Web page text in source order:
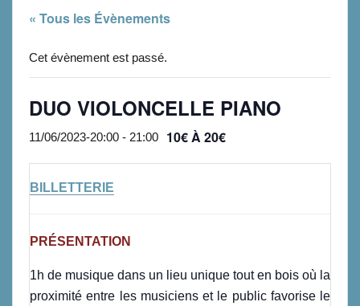
« Tous les Évènements
Cet évènement est passé.
DUO VIOLONCELLE PIANO
11/06/2023-20:00 - 21:00 10€ À 20€
BILLETTERIE
PRÉSENTATION
1h de musique dans un lieu unique tout en bois où la
proximité entre les musiciens et le public favorise le